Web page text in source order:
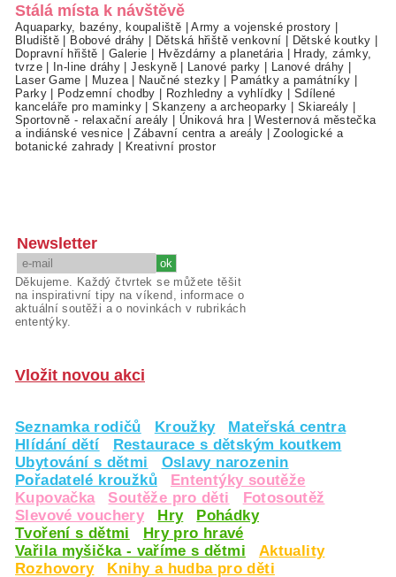
Stálá místa k návštěvě
Aquaparky, bazény, koupaliště |Army a vojenské prostory
Bludiště
Bobové dráhy Dětská hřiště venkovní Dětské koutky
Dopravní hřiště
Galerie Hvězdárny a planetária
Hrady, zámky,
tvrze| In-line dráhy |Jeskyně| Lanové parky Lanové dráhy
Laser Game
Muzea| Naučné stezky Památky a památníky
Parky| Podzemní chodby Rozhledny a vyhlídky
Sdílené
kanceláře pro maminky |Skanzeny a archeoparky Skiareály
Sportovně - relaxační areály
Úniková hra |Westernová městečka
a indiánské vesnice |Zábavní centra a areály |Zoologické a
botanické zahrady
Kreativní prostor
Newsletter
Děkujeme. Každý čtvrtek se můžete těšit
na inspirativní tipy na víkend, informace o
aktuální soutěži a o novinkách v rubrikách
ententýky.
Vložit novou akci
Seznamka rodičů Kroužky
Mateřská centra
Hlídání dětí
Restaurace s dětským koutkem
Ubytování s dětmi
Oslavy narozenin
Pořadatelé kroužků
Ententýky soutěže
Kupovačka
Soutěže pro děti
Fotosoutěž
Slevové vouchery
Hry
Pohádky
Tvoření s dětmi
Hry pro hravé
Vařila myšička - vaříme s dětmi
Aktuality
Rozhovory
Knihy a hudba pro děti